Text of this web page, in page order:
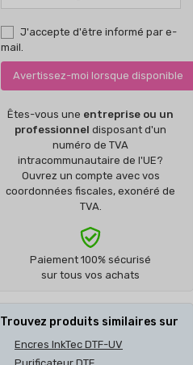
J'accepte d'être informé par e-
mail.
Avertissez-moi lorsque disponible
Êtes-vous une entreprise ou un
professionnel disposant d'un
numéro de TVA
intracommunautaire de l'UE?
Ouvrez un compte avec vos
coordonnées fiscales, exonéré de
TVA.
Paiement 100% sécurisé
sur tous vos achats
Trouvez produits similaires sur
Encres InkTec DTF-UV